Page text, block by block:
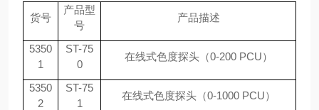
货号
产品型
号
产品描述
5350
1
ST-75
0
在线式色度探头（0-200 PCU）
5350
2
ST-75
1
在线式色度探头（0-1000 PCU）